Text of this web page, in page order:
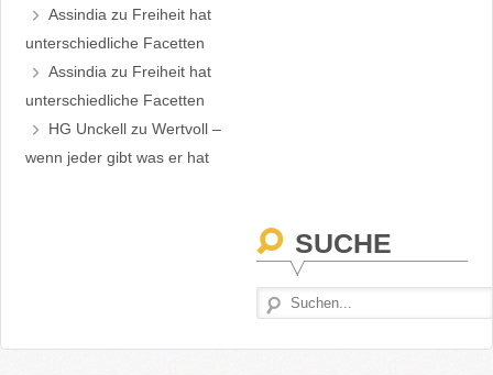
Assindia zu Freiheit hat
unterschiedliche Facetten
Assindia zu Freiheit hat
unterschiedliche Facetten
HG Unckell zuWertvoll –
wenn jeder gibt was er hat
SUCHE